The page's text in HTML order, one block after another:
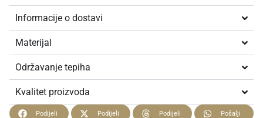
Informacije o dostavi
Materijal
Održavanje tepiha
Kvalitet proizvoda
Podijeli Podijeli Podijeli Pošalji